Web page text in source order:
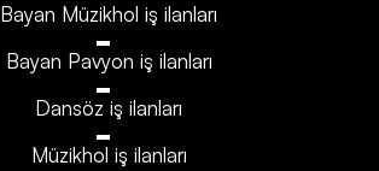
Bayan Müzikhol iş ilanları
Bayan Pavyon iş ilanları
Dansöz iş ilanları
Müzikhol iş ilanları